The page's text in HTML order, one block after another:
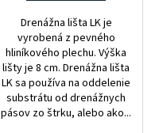
Drenážna lišta LK je
vyrobená z pevného
hliníkového plechu. Výška
lišty je 8 cm. Drenážna lišta
LK sa používa na oddelenie
substrátu od drenážnych
pásov zo štrku, alebo ako...